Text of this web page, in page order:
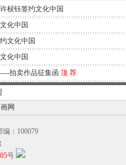
棂钰签约文化中国
化中国
文化中国
化中国
拍卖作品征集函 顶 荐
网
：100079
号